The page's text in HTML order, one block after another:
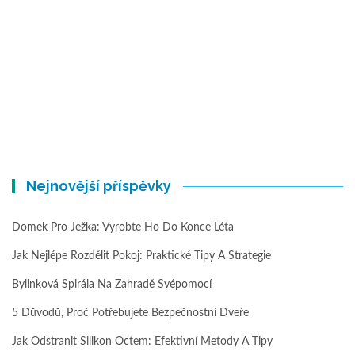
Nejnovější příspěvky
Domek Pro Ježka: Vyrobte Ho Do Konce Léta
Jak Nejlépe Rozdělit Pokoj: Praktické Tipy A Strategie
Bylinková Spirála Na Zahradě Svépomocí
5 Důvodů, Proč Potřebujete Bezpečnostní Dveře
Jak Odstranit Silikon Octem: Efektivní Metody A Tipy